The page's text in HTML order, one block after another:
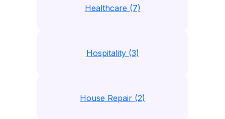
Healthcare (7)
Hospitality (3)
House Repair (2)